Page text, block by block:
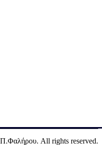
All rights reserved.